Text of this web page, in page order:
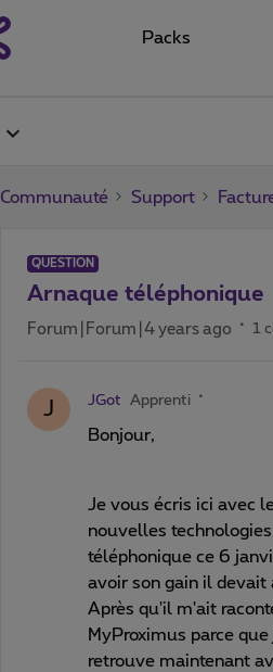
Packs
Communauté Support
QUESTION
Arnaque téléphonique
Forum|Forum|4 years ago 1
J JGot Apprenti
Bonjour,
Je vous écris ici avec
nouvelles
téléphonique ce 6
avoir son gain il
Après qu'il m'ait
MyProximus parce
retrouve maintenant